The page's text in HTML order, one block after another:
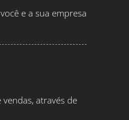
e a sua empresa
através de